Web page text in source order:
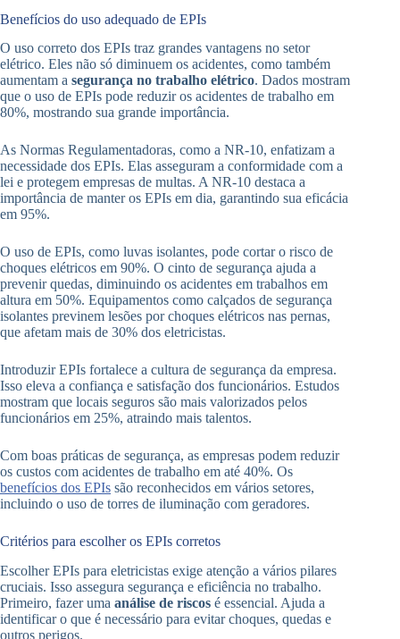
Benefícios do uso adequado de EPIs
O uso correto dos EPIs traz grandes vantagens no setor
elétrico. Eles não só diminuem os acidentes, como também
aumentam a segurança no trabalho elétrico. Dados mostram
que o uso de EPIs pode reduzir os acidentes de trabalho em
80%, mostrando sua grande importância.
As Normas Regulamentadoras, como a NR-10, enfatizam a
necessidade dos EPIs. Elas asseguram a conformidade com a
lei e protegem empresas de multas. A NR-10 destaca a
importância de manter os EPIs em dia, garantindo sua eficácia
em 95%.
O uso de EPIs, como luvas isolantes, pode cortar o risco de
choques elétricos em 90%. O cinto de segurança ajuda a
prevenir quedas, diminuindo os acidentes em trabalhos em
altura em 50%. Equipamentos como calçados de segurança
isolantes previnem lesões por choques elétricos nas pernas,
que afetam mais de 30% dos eletricistas.
Introduzir EPIs fortalece a cultura de segurança da empresa.
Isso eleva a confiança e satisfação dos funcionários. Estudos
mostram que locais seguros são mais valorizados pelos
funcionários em 25%, atraindo mais talentos.
Com boas práticas de segurança, as empresas podem reduzir
os custos com acidentes de trabalho em até 40%. Os
benefícios dos EPIs são reconhecidos em vários setores,
incluindo o uso de torres de iluminação com geradores.
Critérios para escolher os EPIs corretos
Escolher EPIs para eletricistas exige atenção a vários pilares
cruciais. Isso assegura segurança e eficiência no trabalho.
Primeiro, fazer uma análise de riscos é essencial. Ajuda a
identificar o que é necessário para evitar choques, quedas e
outros perigos.